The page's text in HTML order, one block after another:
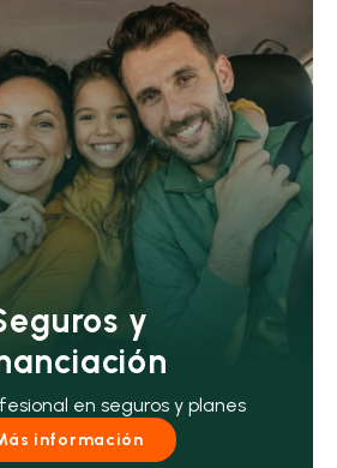
y
en seguros y planes
información